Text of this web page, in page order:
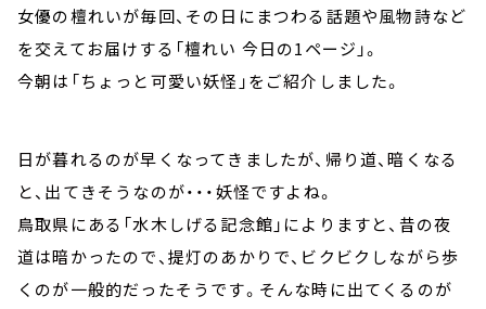
お知らせ
イベント・グッズ
会社情報
女優の檀れいが毎回、その日にまつわる話題や風物詩など
を交えてお届けする「檀れい 今日の1ページ」。
今朝は「ちょっと可愛い妖怪」をご紹介しました。
日が暮れるのが早くなってきましたが、帰り道、暗くなる
と、出てきそうなのが・・・妖怪ですよね。
鳥取県にある「水木しげる記念館」によりますと、昔の夜
道は暗かったので、提灯のあかりで、ビクビクしながら歩
くのが一般的だったそうです。そんな時に出てくるのが